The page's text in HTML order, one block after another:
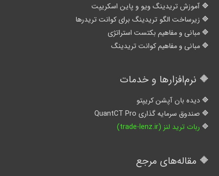
آموزش تریدینگ ویو و پاین اسکریپت
زیرساخت الگو تریدینگ برای کوانت تریدرها
مبانی و مفاهیم بکتست استراتژی
مبانی و مفاهیم کوانت تریدینگ
🔶 نرم‌افزارها و خدمات
دیده بان آپشن کریپتو
صندوق سرمایه گذاری QuantCT Pro
ربات ترید لنز (trade-lenz.ir)
🔶 مقاله‌های مرجع